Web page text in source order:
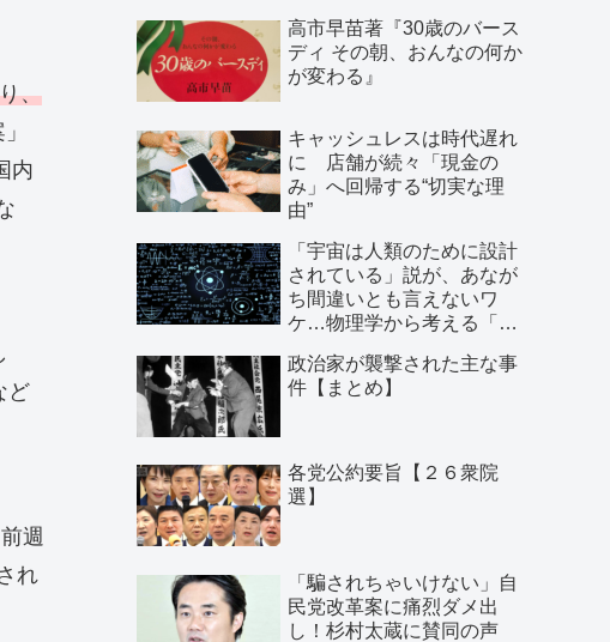
、
内
ど
週
れ
高市早苗著『30歳のバース
ディ その朝、おんなの何か
が変わる』
キャッシュレスは時代遅れ
に 店舗が続々「現金の
み」へ回帰する“切実な理
由”
「宇宙は人類のために設計
されている」説が、あなが
ち間違いとも言えないワ
ケ…物理学から考える「こ
政治家が襲撃された主な事
件【まとめ】
各党公約要旨【２６衆院
選】
「騙されちゃいけない」自
民党改革案に痛烈ダメ出
し！杉村太蔵に賛同の声